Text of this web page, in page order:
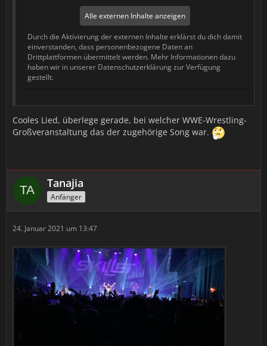
Alle externen Inhalte anzeigen
Durch die Aktivierung der externen Inhalte erklärst du dich damit
einverstanden, dass personenbezogene Daten an
Drittplattformen übermittelt werden. Mehr Informationen dazu
haben wir in unserer Datenschutzerklärung zur Verfügung
gestellt.
Cooles Lied, überlege gerade, bei welcher WWE-Wrestling-
Großveranstaltung das der zugehörige Song war.
Tanajia
Anfänger
24. Januar 2021 um 13:47